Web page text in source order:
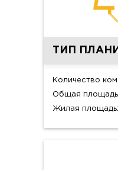
ТИП
Количество
Общая
Жилая площадь: